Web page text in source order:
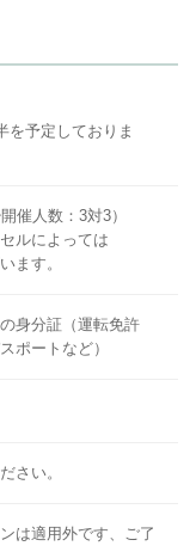
を予定しておりま
催人数：3対3）
ルによっては
ます。
身分証（運転免許
ポートなど）
さい。
は適用外です、ご了